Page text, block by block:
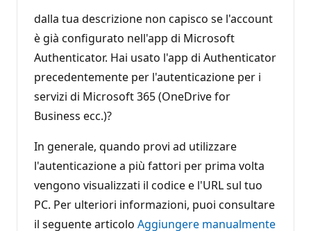
dalla tua descrizione non capisco se l'account
è già configurato nell'app di Microsoft
Authenticator. Hai usato l'app di Authenticator
precedentemente per l'autenticazione per i
servizi di Microsoft 365 (OneDrive for
Business ecc.)?
In generale, quando provi ad utilizzare
l'autenticazione a più fattori per prima volta
vengono visualizzati il codice e l'URL sul tuo
PC. Per ulteriori informazioni, puoi consultare
il seguente articolo Aggiungere manualmente